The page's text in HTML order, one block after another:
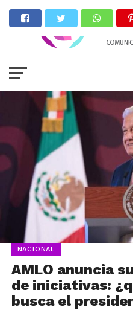
NACIONAL
AMLO anuncia
de iniciativas:
busca el